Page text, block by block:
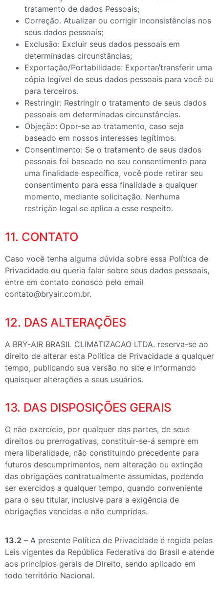
tratamento de dados Pessoais;
Correção. Atualizar ou corrigir inconsistências nos
seus dados pessoais;
Exclusão: Excluir seus dados pessoais em
determinadas circunstâncias;
Exportação/Portabilidade: Exportar/transferir uma
cópia legível de seus dados pessoais para você ou
para terceiros.
Restringir: Restringir o tratamento de seus dados
pessoais em determinadas circunstâncias.
Objeção: Opor-se ao tratamento, caso seja
baseado em nossos interesses legítimos.
Consentimento: Se o tratamento de seus dados
pessoais foi baseado no seu consentimento para
uma finalidade específica, você pode retirar seu
consentimento para essa finalidade a qualquer
momento, mediante solicitação. Nenhuma
restrição legal se aplica a esse respeito.
11. CONTATO
Caso você tenha alguma dúvida sobre essa Política de
Privacidade ou queria falar sobre seus dados pessoais,
entre em contato conosco pelo email
contato@bryair.com.br.
12. DAS ALTERAÇÕES
A BRY-AIR BRASIL CLIMATIZACAO LTDA. reserva-se ao
direito de alterar esta Política de Privacidade a qualquer
tempo, publicando sua versão no site e informando
quaisquer alterações a seus usuários.
13. DAS DISPOSIÇÕES GERAIS
O não exercício, por qualquer das partes, de seus
direitos ou prerrogativas, constituir-se-á sempre em
mera liberalidade, não constituindo precedente para
futuros descumprimentos, nem alteração ou extinção
das obrigações contratualmente assumidas, podendo
ser exercidos a qualquer tempo, quando conveniente
para o seu titular, inclusive para a exigência de
obrigações vencidas e não cumpridas.
13.2 – A presente Política de Privacidade é regida pelas
Leis vigentes da República Federativa do Brasil e atende
aos princípios gerais de Direito, sendo aplicado em
todo território Nacional.